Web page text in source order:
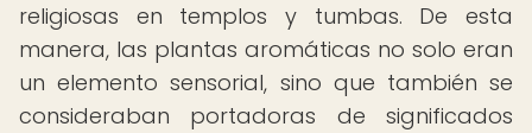
religiosas en templos y tumbas. De esta
manera, las plantas aromáticas no solo eran
un elemento sensorial, sino que también se
consideraban portadoras de significados